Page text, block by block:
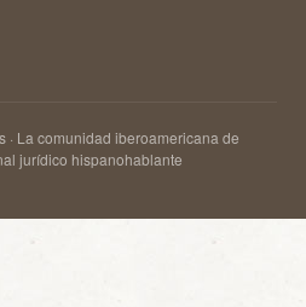
La comunidad iberoamericana de
jurídico hispanohablante